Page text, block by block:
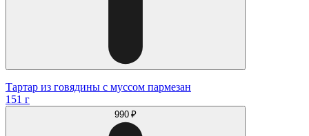
Тартар из говядины с муссом пармезан
151 г
990 ₽